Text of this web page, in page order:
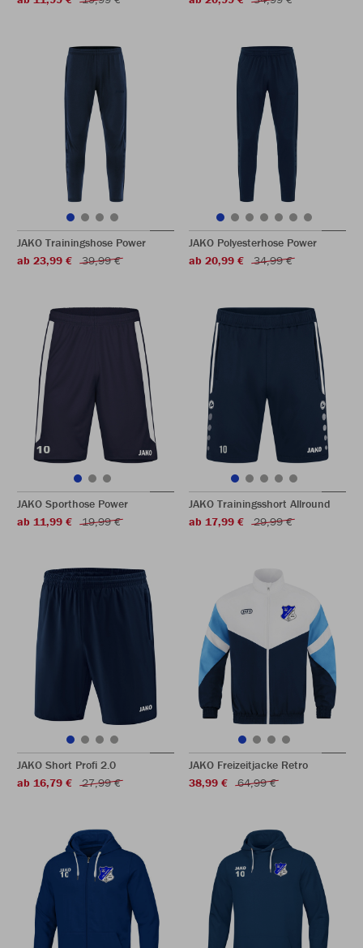
JAKO Trainingshose Power
ab 23,99 €
39,99 €
JAKO Polyesterhose Power
ab 20,99 €
34,99 €
JAKO Sporthose Power
ab 11,99 €
19,99 €
JAKO Trainingsshort Allround
ab 17,99 €
29,99 €
JAKO Short Profi 2.0
ab 16,79 €
27,99 €
JAKO Freizeitjacke Retro
38,99 €
64,99 €